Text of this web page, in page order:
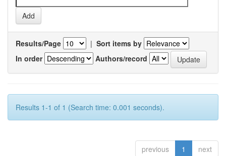
Results/Page | Sort items by
In order
Authors/record
Results 1-1 of 1 (Search time: 0.001 seconds).
previous 1 next